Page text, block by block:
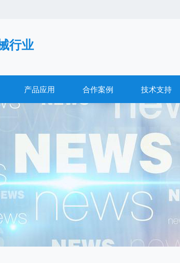
行业
产品应用 合作案例 技术支持